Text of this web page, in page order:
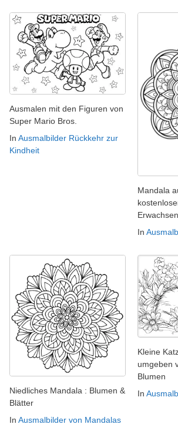
Ausmalen mit den Figuren von
Super Mario Bros.
In Ausmalbilder Rückkehr zur
Kindheit
Mandala
In
Niedliches Mandala : Blumen &
Blätter
In Ausmalbilder von Mandalas
Kleine
umgeben
Blumen
In